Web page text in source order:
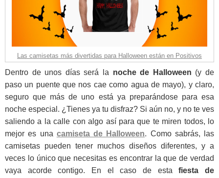
Las camisetas más divertidas para Halloween están en Positivos
Dentro de unos días será la noche de Halloween (y de
paso un puente que nos cae como agua de mayo), y claro,
seguro que más de uno está ya preparándose para esa
noche especial. ¿Tienes ya tu disfraz? Si aún no, y no te ves
saliendo a la calle con algo así para que te miren todos, lo
mejor es una camiseta de Halloween. Como sabrás, las
camisetas pueden tener muchos diseños diferentes, y a
veces lo único que necesitas es encontrar la que de verdad
vaya acorde contigo. En el caso de estafiesta de